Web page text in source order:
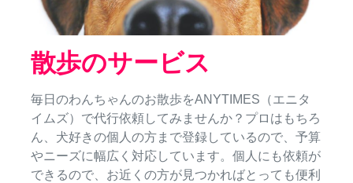
散歩のサービス
毎日のわんちゃんのお散歩をANYTIMES（エニタ
イムズ）で代行依頼してみませんか？プロはもちろ
ん、犬好きの個人の方まで登録しているので、予算
やニーズに幅広く対応しています。個人にも依頼が
できるので、お近くの方が見つかればとっても便利